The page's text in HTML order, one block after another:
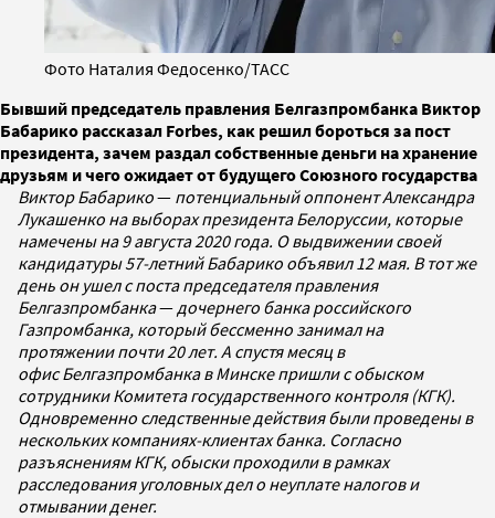
Фото Наталия Федосенко/ТАСС
Бывший председатель правления Белгазпромбанка Виктор
Бабарико рассказал Forbes, как решил бороться за пост
президента, зачем раздал собственные деньги на хранение
друзьям и чего ожидает от будущего Союзного государства
Виктор Бабарико— потенциальный оппонент Александра
Лукашенко на выборах президента Белоруссии, которые
намечены на 9 августа 2020 года. О выдвижении своей
кандидатуры 57-летний Бабарико объявил 12 мая. В тот же
день он ушел с поста председателя правления
Белгазпромбанка— дочернего банка российского
Газпромбанка, который бессменно занимал на
протяжении почти 20 лет. А спустя месяц в
офис Белгазпромбанка в Минске пришли с обыском
сотрудники Комитета государственного контроля (КГК).
Одновременно следственные действия были проведены в
нескольких компаниях-клиентах банка. Согласно
разъяснениям КГК, обыски проходили в рамках
расследования уголовных дел о неуплате налогов и
отмывании денег.